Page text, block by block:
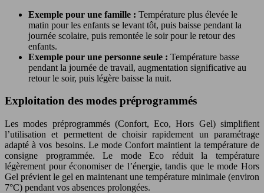
Exemple pour une famille : Température plus élevée le
matin pour les enfants se levant tôt, puis baisse pendant la
journée scolaire, puis remontée le soir pour le retour des
enfants.
Exemple pour une personne seule : Température basse
pendant la journée de travail, augmentation significative au
retour le soir, puis légère baisse la nuit.
Exploitation des modes préprogrammés
Les modes préprogrammés (Confort, Eco, Hors Gel) simplifient
l’utilisation et permettent de choisir rapidement un paramétrage
adapté à vos besoins. Le mode Confort maintient la température de
consigne programmée. Le mode Eco réduit la température
légèrement pour économiser de l’énergie, tandis que le mode Hors
Gel prévient le gel en maintenant une température minimale (environ
7°C) pendant vos absences prolongées.